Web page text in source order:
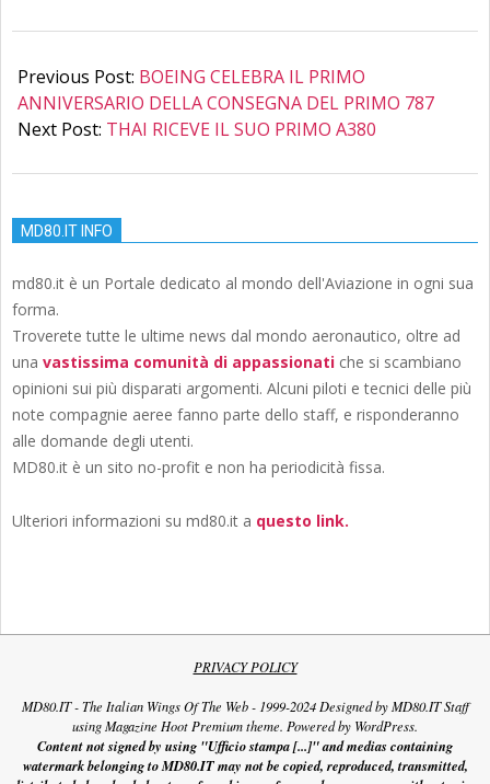
09-
27
Previous Post: BOEING CELEBRA IL PRIMO
ANNIVERSARIO DELLA CONSEGNA DEL PRIMO 787
Next Post: THAI RICEVE IL SUO PRIMO A380
MD80.IT INFO
md80.it è un Portale dedicato al mondo dell'Aviazione in ogni sua
forma.
Troverete tutte le ultime news dal mondo aeronautico, oltre ad
una vastissima comunità di appassionati che si scambiano
opinioni sui più disparati argomenti. Alcuni piloti e tecnici delle più
note compagnie aeree fanno parte dello staff, e risponderanno
alle domande degli utenti.
MD80.it è un sito no-profit e non ha periodicità fissa.
Ulteriori informazioni su md80.it a questo link.
PRIVACY POLICY
MD80.IT - The Italian Wings Of The Web - 1999-2024 Designed by MD80.IT Staff
using Magazine Hoot Premium theme. Powered by WordPress.
Content not signed by using "Ufficio stampa [...]" and medias containing
watermark belonging to MD80.IT may not be copied, reproduced, transmitted,